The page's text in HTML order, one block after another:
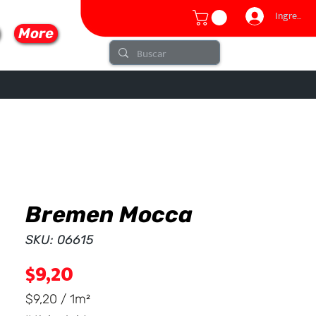
More
Ingresar
Bremen Mocca
SKU: 06615
$9,20
$9,20 / 1m²